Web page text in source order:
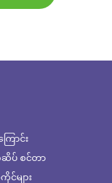
ောင်း
ပ် စင်တာ
များ